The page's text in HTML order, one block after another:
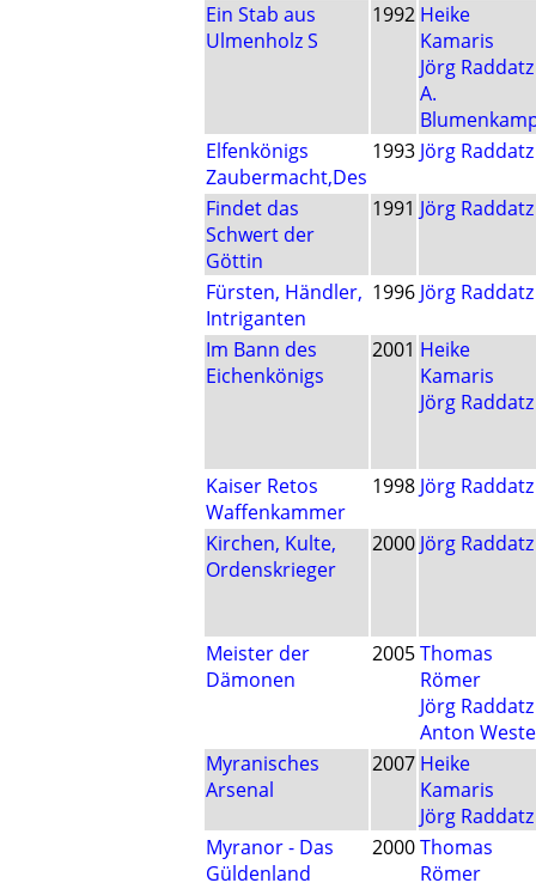
Ein Stab aus
Ulmenholz S
1992 Heike
Kamaris
Jörg Raddatz
A.
Elfenkönigs
Zaubermacht,Des
1993 Jörg Raddatz
Findet das
Schwert der
Göttin
1991 Jörg Raddatz
Fürsten, Händler,
Intriganten
1996 Jörg Raddatz
Im Bann des
Eichenkönigs
2001 Heike
Kamaris
Jörg Raddatz
Kaiser Retos
Waffenkammer
1998 Jörg Raddatz
Kirchen, Kulte,
Ordenskrieger
2000 Jörg Raddatz
Meister der
Dämonen
2005Thomas
Römer
Jörg Raddatz
Anton Weste
Myranisches
Arsenal
2007 Heike
Kamaris
Jörg Raddatz
Myranor - Das
Güldenland
2000Thomas
Römer